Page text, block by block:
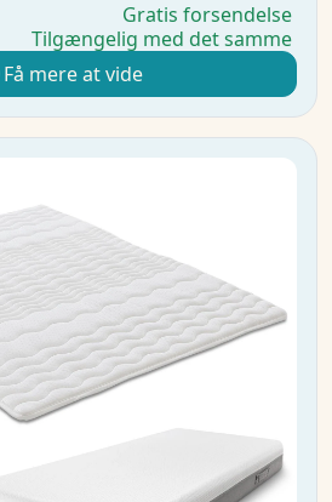
Gratis forsendelse
Tilgængelig med det samme
mere at vide